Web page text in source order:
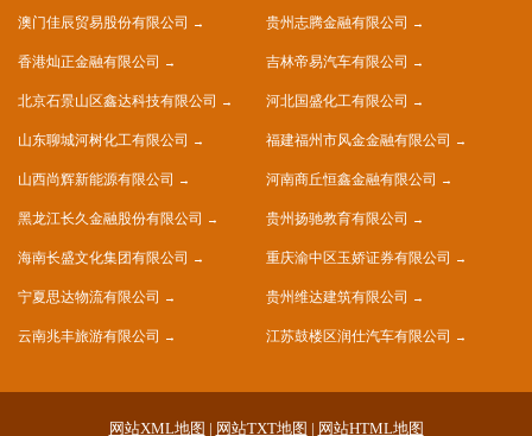
澳门佳辰贸易股份有限公司 贵州志腾金融有限公司
香港灿正金融有限公司 吉林帝易汽车有限公司
北京石景山区鑫达科技有限公司 河北国盛化工有限公司
山东聊城河树化工有限公司 福建福州市风金金融有限公司
山西尚辉新能源有限公司 河南商丘恒鑫金融有限公司
黑龙江长久金融股份有限公司 贵州扬驰教育有限公司
海南长盛文化集团有限公司 重庆渝中区玉娇证券有限公司
宁夏思达物流有限公司 贵州维达建筑有限公司
云南兆丰旅游有限公司 江苏鼓楼区润仕汽车有限公司
网站XML地图 | 网站TXT地图 | 网站HTML地图